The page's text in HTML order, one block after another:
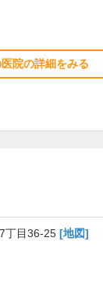
院の詳細をみる
丁目36-25 [地図]